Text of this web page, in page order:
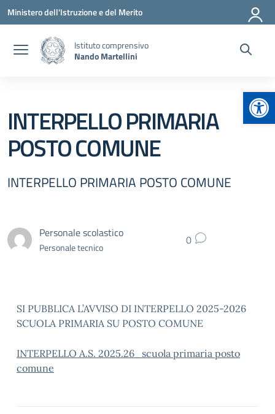
Vai ai contenuti
Vai al menu di navigazione
Vai al footer
Ministero dell'Istruzione e del Merito
Istituto comprensivo
Nando Martellini
INTERPELLO PRIMARIA
POSTO COMUNE
INTERPELLO PRIMARIA POSTO COMUNE
Personale scolastico
Personale tecnico 0
SI PUBBLICA L’AVVISO DI INTERPELLO 2025-2026
SCUOLA PRIMARIA SU POSTO COMUNE
INTERPELLO A.S. 2025.26_scuola primaria posto
comune